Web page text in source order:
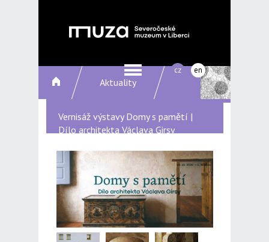
cz en
Aktuality
Vernisáž výstavy Domy s pamětí |
Dílo architekta Václava Girsy